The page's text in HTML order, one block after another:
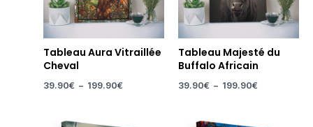
Tableau Aura Vitraillée
Cheval
39.90€ – 199.90€
Tableau Majesté du
Buffalo Africain
39.90€ – 199.90€